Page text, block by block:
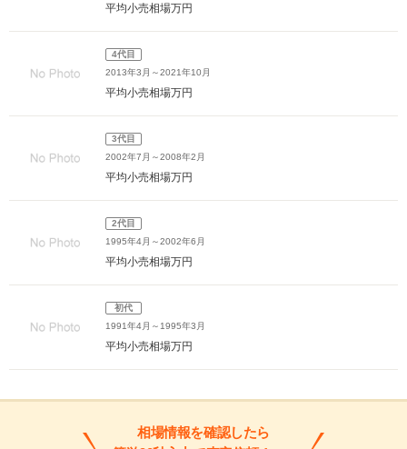
平均小売相場万円
4代目
2013年3月～2021年10月
平均小売相場万円
3代目
2002年7月～2008年2月
平均小売相場万円
2代目
1995年4月～2002年6月
平均小売相場万円
初代
1991年4月～1995年3月
平均小売相場万円
相場情報を確認したら